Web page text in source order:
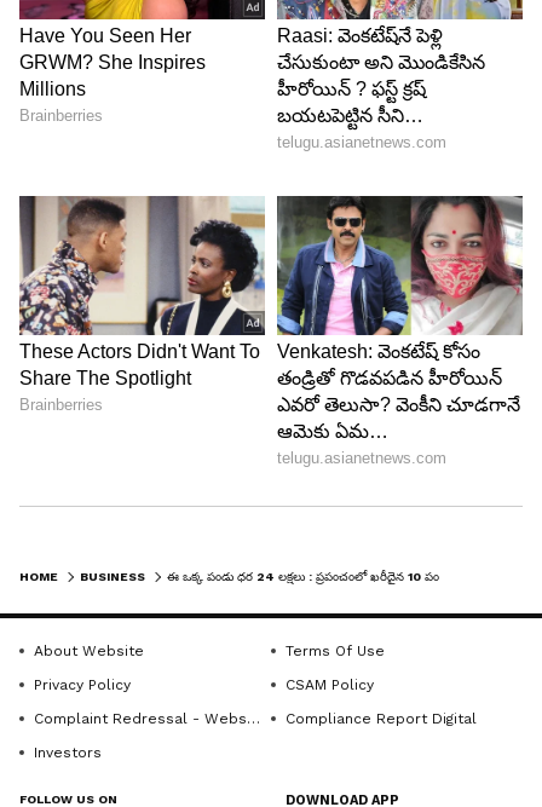
6. స్క్వేర్ పుచ్చకాయలు
స్క్వేర్ పుచ్చకాయలు క్యూబ్ ఆకారంలో పెరిగిన
బహుమతులుగా వీటిని అమ్ముతారు. అవి పూర్తిగా
పండకముందే వీటిని కోస్తారు. వీటి ధర 60 వేల రూపాయల
వరకు పలకడం విశేషం.
7. సెంబికియా క్వీన్ స్ట్రాబెర్రీస్
సెంబికియా క్వీన్ స్ట్రాబెర్రీస్ కూడా జపాన్ లో లభిస్తాయి.
టాప్-10 ఖ‌రీదైన పండ్ల‌లో ఇవి ఏడో స్థానంలో ఉన్నాయి.
సెంబికియా క్వీన్ స్ట్రాబెర్రీలను ఉత్పత్తి చేయడానికి శ్రమతో
7
HOME BUSINESS
About Website
Terms Of Use
Privacy Policy
CSAM Policy
Complaint Redressal - Website
Compliance Report Digital
Investors
FOLLOW US ON DOWNLOAD APP